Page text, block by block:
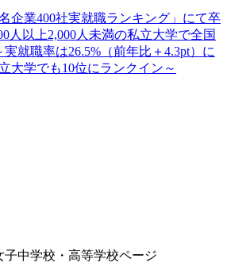
企業400社実就職ランキング」にて卒
人以上2,000人未満の私立大学で全国
就職率は26.5%（前年比＋4.3pt）に
大学でも10位にランクイン～
子中学校・高等学校ページ